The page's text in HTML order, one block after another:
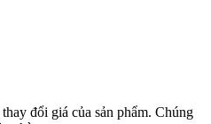
đổi giá của sản phẩm. Chúng